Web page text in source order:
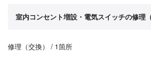
室内コンセント増設・電気スイッチの修理
修理（交換） / 1箇所